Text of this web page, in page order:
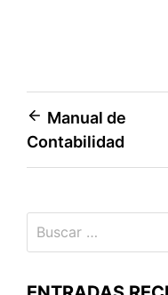
Navegación
de
Manual de
Contabilidad